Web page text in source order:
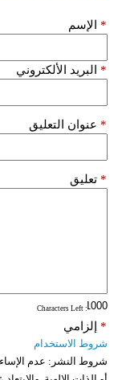
الإسم *
البريد الألكتروني *
عنوان التعليق *
تعليق *
: Characters Left
إلزامي *
شروط الاستخدام
شروط النشر: عدم